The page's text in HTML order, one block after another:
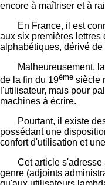
encore à maîtriser et à
En France, il est
aux six premières lettres
alphabétiques, dérivé
Malheureusement,
de la fin du 19ème siècle
l'utilisateur, mais pour
machines à écrire.
Pourtant, il existe
possédant une
confort d'utilisation et
Cet article
genre (adjoints